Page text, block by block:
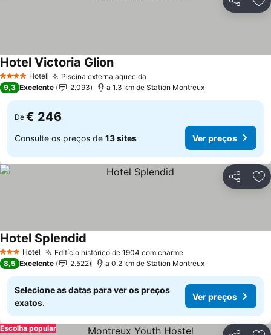
Partilhar
4 EstrelasHotel Piscina externa aquecida
Hotel Victoria Glion
9,3 Excelente 2.093 a 1.3 km de Station Montreux
De € 246
Consulte os preços de 13 sites Ver preços
Partilhar
3 EstrelasHotel Edifício histórico de 1904 com charme
Hotel Splendid
8,5 Excelente 2.522 a 0.2 km de Station Montreux
Selecione as datas para ver os preços
exatos.
Ver preços
Escolha popular